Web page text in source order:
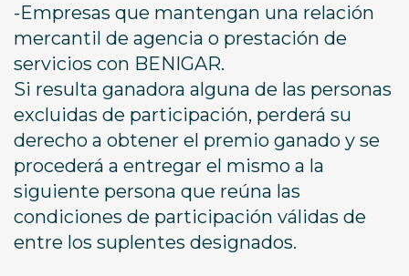
-Empresas que mantengan una relación
mercantil de agencia o prestación de
servicios con BENIGAR.
Si resulta ganadora alguna de las personas
excluidas de participación, perderá su
derecho a obtener el premio ganado y se
procederá a entregar el mismo a la
siguiente persona que reúna las
condiciones de participación válidas de
entre los suplentes designados.